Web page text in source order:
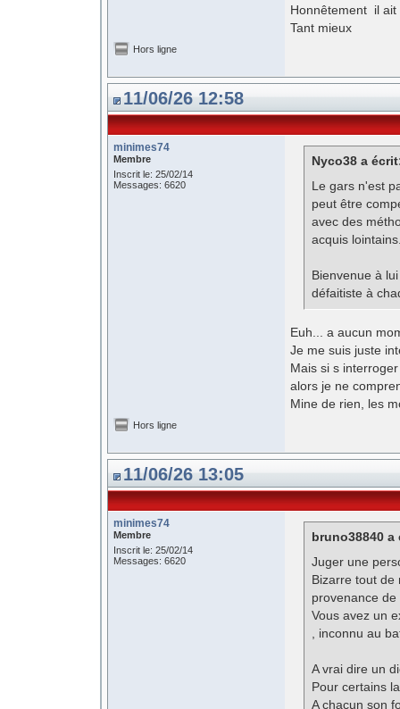
Honnêtement il ait
Tant mieux
Hors ligne
11/06/26 12:58
minimes74
Membre
Inscrit le: 25/02/14
Messages: 6620
Nyco38 a
Le gars n'est
peut être
avec des
acquis
Bienvenue à
défaitiste à
Euh... a aucun
Je me suis juste
Mais si s
alors je ne
Mine de rien, les
Hors ligne
11/06/26 13:05
minimes74
Membre
Inscrit le: 25/02/14
Messages: 6620
bruno38840 a
Juger une
Bizarre tout de
provenance de
Vous avez un
, inconnu au
A vrai dire un
Pour certains
A chacun son